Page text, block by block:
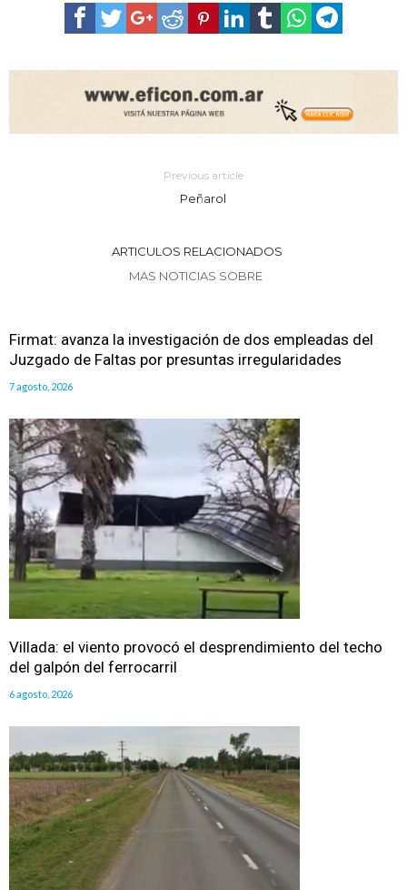
Previous article
Peñarol
ARTICULOS RELACIONADOS
MAS NOTICIAS SOBRE
Firmat: avanza la investigación de dos empleadas del
Juzgado de Faltas por presuntas irregularidades
7 agosto, 2026
Villada: el viento provocó el desprendimiento del techo
del galpón del ferrocarril
6 agosto, 2026